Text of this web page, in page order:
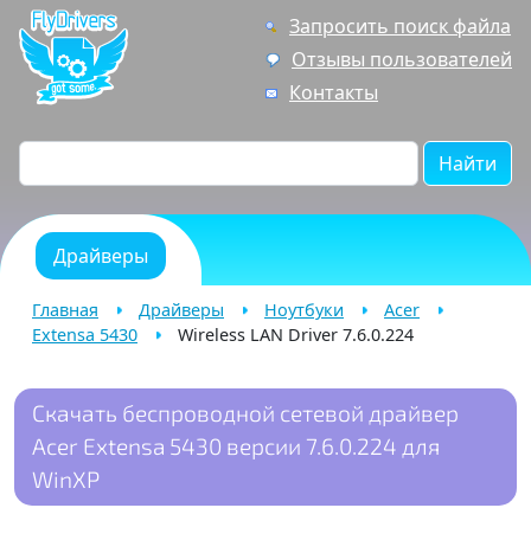
Запросить поиск файла
Отзывы пользователей
Контакты
Найти
Драйверы
Главная Драйверы Ноутбуки
Acer
Extensa 5430
Wireless LAN Driver 7.6.0.224
Скачать беспроводной сетевой драйвер
Acer Extensa 5430 версии 7.6.0.224 для
WinXP